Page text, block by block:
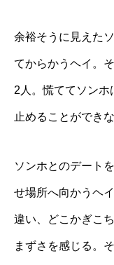
余裕そうに見えた
てからかうヘイ。
2人。慌ててソン
止めることができな
ソンホとのデート
せ場所へ向かうヘ
違い、どこかぎこ
まずさを感じる。